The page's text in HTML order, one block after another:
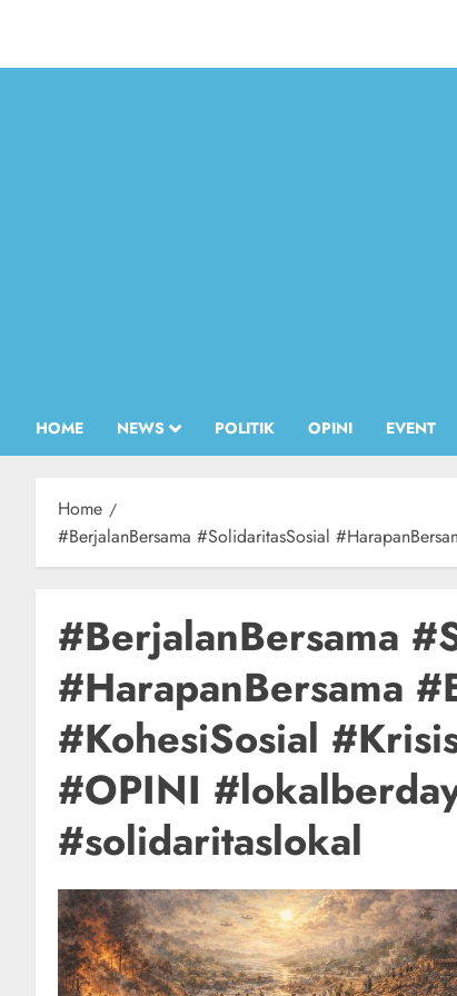
HOME NEWS POLITIK OPINI EVENT
Home
#BerjalanBersama #SolidaritasSosial
#BerjalanBersama
#HarapanBersama
#KohesiSosial
#OPINI
#solidaritaslokal